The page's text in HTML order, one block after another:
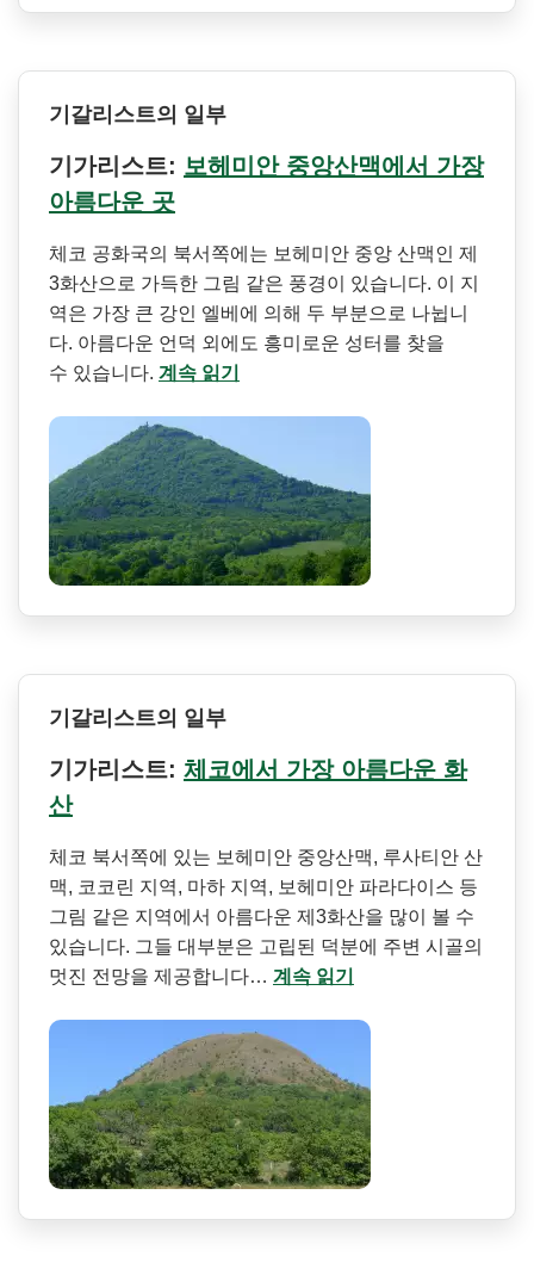
기갈리스트의 일부
기가리스트: 보헤미안 중앙산맥에서 가장
아름다운 곳
체코 공화국의 북서쪽에는 보헤미안 중앙 산맥인 제
3화산으로 가득한 그림 같은 풍경이 있습니다. 이 지
역은 가장 큰 강인 엘베에 의해 두 부분으로 나뉩니
다. 아름다운 언덕 외에도 흥미로운 성터를 찾을
수 있습니다. 계속 읽기
기갈리스트의 일부
기가리스트: 체코에서 가장 아름다운 화
산
체코 북서쪽에 있는 보헤미안 중앙산맥, 루사티안 산
맥, 코코린 지역, 마하 지역, 보헤미안 파라다이스 등
그림 같은 지역에서 아름다운 제3화산을 많이 볼 수
있습니다. 그들 대부분은 고립된 덕분에 주변 시골의
멋진 전망을 제공합니다… 계속 읽기